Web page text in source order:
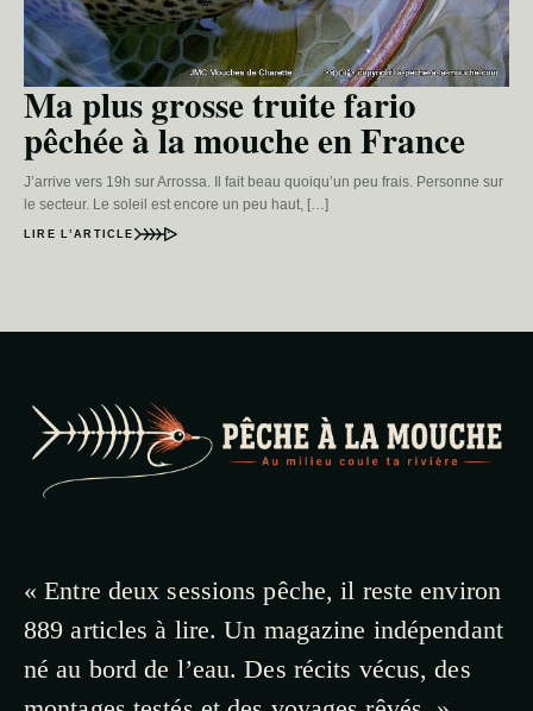
Ma plus grosse truite fario
pêchée à la mouche en France
J’arrive vers 19h sur Arrossa. Il fait beau quoiqu’un peu frais. Personne sur
le secteur. Le soleil est encore un peu haut, […]
LIRE L’ARTICLE
« Entre deux sessions pêche, il reste environ
889 articles à lire. Un magazine indépendant
né au bord de l’eau. Des récits vécus, des